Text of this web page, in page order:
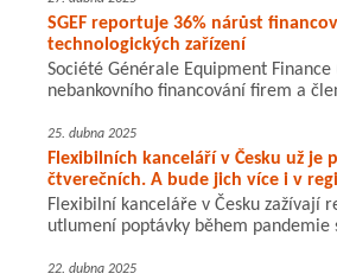
SGEF reportuje 36% nárůst
technologických zařízení
Société Générale Equipment Finance
nebankovního financování firem a
25. dubna 2025
Flexibilních kanceláří v Česku už je
čtverečních. A bude jich více i v
Flexibilní kanceláře v Česku zažívají
utlumení poptávky během pandemie
22. dubna 2025